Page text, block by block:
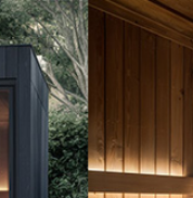
לדלג
לתוכן